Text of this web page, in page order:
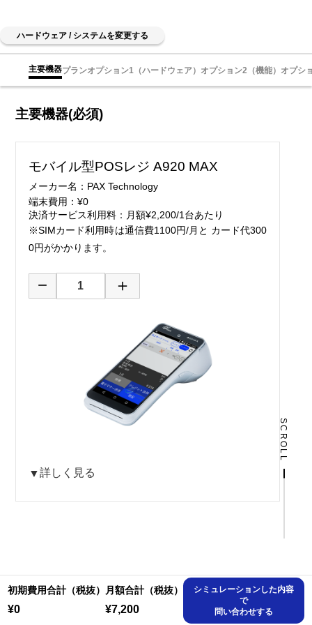
ハードウェア / システムを変更する
主要機器プランオプション1（ハードウェア） オプション2（機能） オプシ
SCROLL
主要機器(必須)
モバイル型POSレジ A920 MAX
メーカー名：PAX Technology
端末費用：¥0
決済サービス利用料：月額¥2,200/1台あたり
※SIMカード利用時は通信費1100円/月と カード代300
0円がかかります。
− ＋
▼詳しく見る
プロフェッショナルプラン
月額費用：¥5,000（税抜価格）
初期費用合計（税抜）
¥0
月額合計（税抜）
¥7,200
シミュレーションした内容
で
問い合わせする